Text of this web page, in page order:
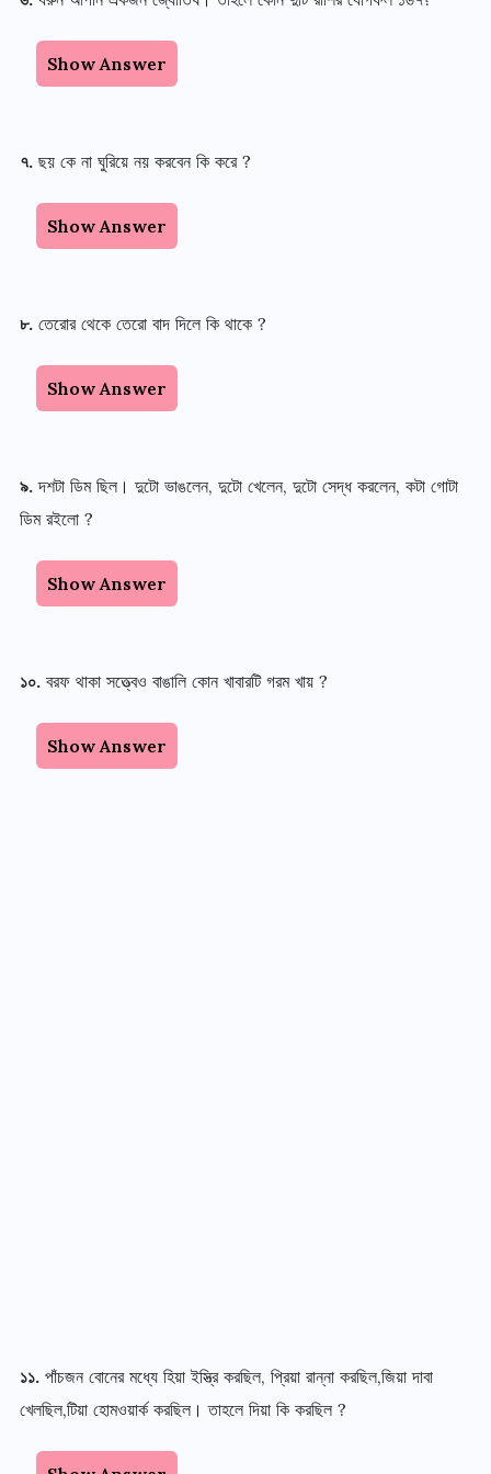
Show Answer
৭. ছয় কে না ঘুরিয়ে নয় করবেন কি করে ?
Show Answer
৮. তেরোর থেকে তেরো বাদ দিলে কি থাকে ?
Show Answer
৯. দশটা ডিম ছিল। দুটো ভাঙলেন, দুটো খেলেন, দুটো সেদ্ধ করলেন, কটা গোটা
ডিম রইলো ?
Show Answer
১০. বরফ থাকা সত্ত্বেও বাঙালি কোন খাবারটি গরম খায় ?
Show Answer
১১. পাঁচজন বোনের মধ্যে হিয়া ইস্ত্রি করছিল, প্রিয়া রান্না করছিল,জিয়া দাবা
খেলছিল,টিয়া হোমওয়ার্ক করছিল।তাহলে দিয়া কি করছিল ?